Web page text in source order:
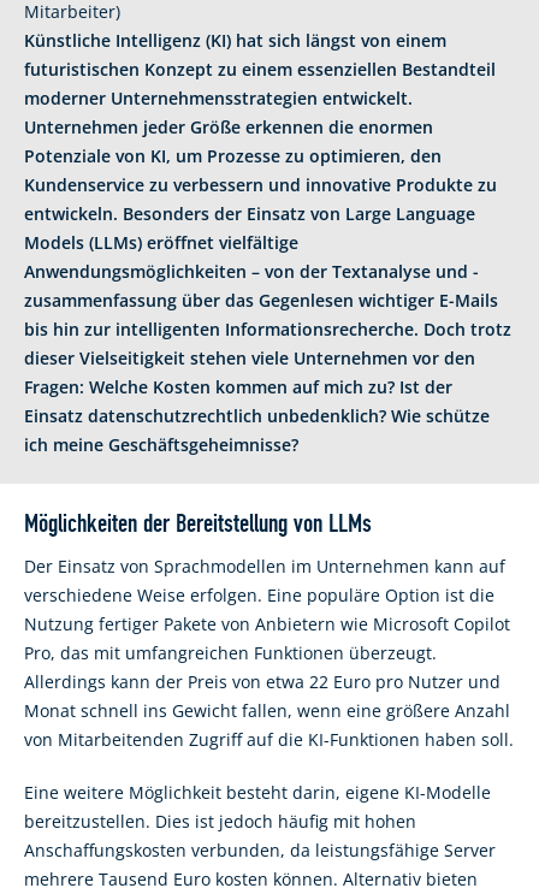
Mitarbeiter)
Künstliche Intelligenz (KI) hat sich längst von einem
futuristischen Konzept zu einem essenziellen Bestandteil
moderner Unternehmensstrategien entwickelt.
Unternehmen jeder Größe erkennen die enormen
Potenziale von KI, um Prozesse zu optimieren, den
Kundenservice zu verbessern und innovative Produkte zu
entwickeln. Besonders der Einsatz von Large Language
Models (LLMs) eröffnet vielfältige
Anwendungsmöglichkeiten – von der Textanalyse und -
zusammenfassung über das Gegenlesen wichtiger E-Mails
bis hin zur intelligenten Informationsrecherche. Doch trotz
dieser Vielseitigkeit stehen viele Unternehmen vor den
Fragen: Welche Kosten kommen auf mich zu? Ist der
Einsatz datenschutzrechtlich unbedenklich? Wie schütze
ich meine Geschäftsgeheimnisse?
Möglichkeiten der Bereitstellung von LLMs
Der Einsatz von Sprachmodellen im Unternehmen kann auf
verschiedene Weise erfolgen. Eine populäre Option ist die
Nutzung fertiger Pakete von Anbietern wie Microsoft Copilot
Pro, das mit umfangreichen Funktionen überzeugt.
Allerdings kann der Preis von etwa 22 Euro pro Nutzer und
Monat schnell ins Gewicht fallen, wenn eine größere Anzahl
von Mitarbeitenden Zugriff auf die KI-Funktionen haben soll.
Eine weitere Möglichkeit besteht darin, eigene KI-Modelle
bereitzustellen. Dies ist jedoch häufig mit hohen
Anschaffungskosten verbunden, da leistungsfähige Server
mehrere Tausend Euro kosten können. Alternativ bieten